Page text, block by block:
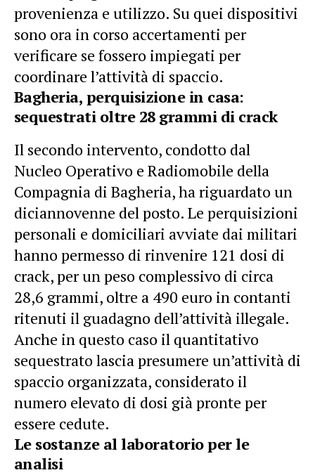
provenienza e utilizzo. Su quei dispositivi
sono ora in corso accertamenti per
verificare se fossero impiegati per
coordinare l’attività di spaccio.
Bagheria, perquisizione in casa:
sequestrati oltre 28 grammi di crack
Il secondo intervento, condotto dal
Nucleo Operativo e Radiomobile della
Compagnia di Bagheria, ha riguardato un
diciannovenne del posto. Le perquisizioni
personali e domiciliari avviate dai militari
hanno permesso di rinvenire 121 dosi di
crack, per un peso complessivo di circa
28,6 grammi, oltre a 490 euro in contanti
ritenuti il guadagno dell’attività illegale.
Anche in questo caso il quantitativo
sequestrato lascia presumere un’attività di
spaccio organizzata, considerato il
numero elevato di dosi già pronte per
essere cedute.
Le sostanze al laboratorio per le
analisi